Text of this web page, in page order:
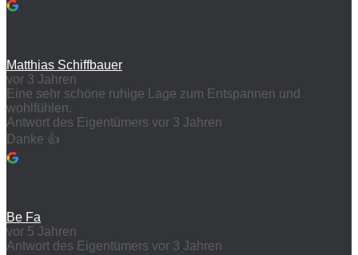
Matthias Schiffbauer
vor 3 Jahren
Eine sehr schöne ruhige Lage zum Entspannen und
wohlfühlen.
Antwort des Eigentümers vor 3 Jahren
Danke 👍
Be Fa
vor 5 Jahren
Antwort des Eigentümers vor 3 Jahren